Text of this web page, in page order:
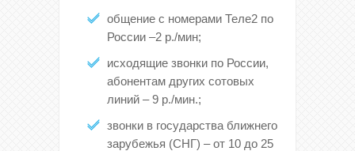
общение с номерами Теле2 по
России –2 р./мин;
исходящие звонки по России,
абонентам других сотовых
линий – 9 р./мин.;
звонки в государства ближнего
зарубежья (СНГ) – от 10 до 25